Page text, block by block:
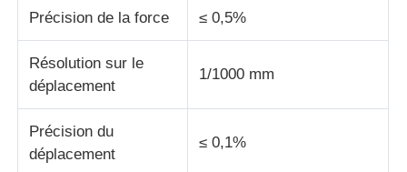
Précision de la force ≤ 0,5%
Résolution sur le
déplacement
1/1000 mm
Précision du
déplacement
≤ 0,1%